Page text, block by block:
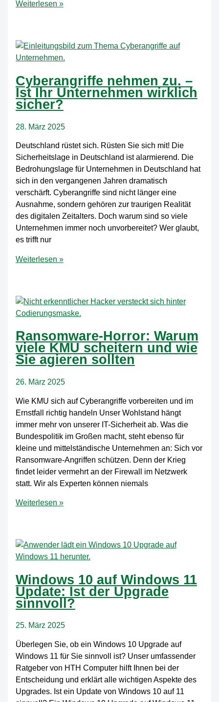
EDV
Lösungen
für
Ihre
Herausforderungen
Weiterlesen »
Cyberangriffe nehmen zu. –
Ist Ihr Unternehmen wirklich
sicher?
28. März 2025
Deutschland rüstet sich. Rüsten Sie sich mit! Die
Sicherheitslage in Deutschland ist alarmierend. Die
Bedrohungslage für Unternehmen in Deutschland hat
sich in den vergangenen Jahren dramatisch
verschärft. Cyberangriffe sind nicht länger eine
Ausnahme, sondern gehören zur traurigen Realität
des digitalen Zeitalters. Doch warum sind so viele
Unternehmen immer noch unvorbereitet? Wer glaubt,
es trifft nur
Cyberangriffe
–
Ist
Ihr
Unternehmen
wirklich
sicher?
Weiterlesen »
Ransomware-Horror: Warum
viele KMU scheitern und wie
Sie agieren sollten
26. März 2025
Wie KMU sich auf Cyberangriffe vorbereiten und im
Ernstfall richtig handeln Unser Wohlstand hängt
immer mehr von unserer IT-Sicherheit ab. Was die
Bundespolitik im Großen macht, steht ebenso für
kleine und mittelständische Unternehmen an: Sich vor
Ransomware-Angriffen schützen. Denn der Krieg
findet leider vermehrt an der Firewall im Netzwerk
statt. Wir als Experten können niemals
Ransomware-
viele
KMU
scheitern
wie
Sie
agieren
Weiterlesen »
Windows 10 auf Windows 11
Update: Ist der Upgrade
sinnvoll?
25. März 2025
Überlegen Sie, ob ein Windows 10 Upgrade auf
Windows 11 für Sie sinnvoll ist? Unser umfassender
Ratgeber von HTH Computer hilft Ihnen bei der
Entscheidung und erklärt alle wichtigen Aspekte des
Upgrades. Ist ein Update von Windows 10 auf 11